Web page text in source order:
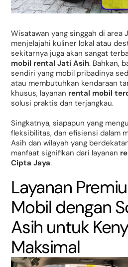
Wisatawan yang singgah di area
menjelajahi kuliner lokal atau
sekitarnya juga akan sangat
mobil rental Jati Asih. Bahkan,
sendiri yang mobil pribadinya
atau membutuhkan kendaraan
khusus, layanan rental mobil
solusi praktis dan terjangkau.
Singkatnya, siapapun yang
fleksibilitas, dan efisiensi dalam
Asih dan wilayah yang
manfaat signifikan dari layanan
Cipta Jaya.
Layanan
Mobil dengan
Asih untuk
Maksimal